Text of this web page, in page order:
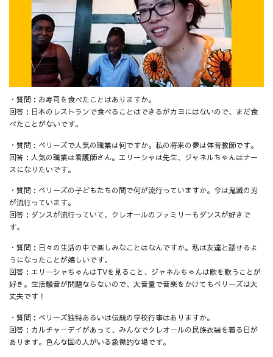
・質問：お寿司を食べたことはありますか。
回答：日本のレストランで食べることはできるがカヨにはないので、まだ食
べたことがないです。
・質問：ベリーズで人気の職業は何ですか。私の将来の夢は体育教師です。
回答：人気の職業は看護師さん。エリーシャは先生、ジャネルちゃんはナー
スになりたいです。
・質問：ベリーズの子どもたちの間で何が流行っていますか。今は鬼滅の刃
が流行っています。
回答：ダンスが流行っていて、クレオールのファミリーもダンスが好きで
す。
・質問：日々の生活の中で楽しみなことはなんですか。私は友達と話せるよ
うになったことが嬉しいです。
回答：エリーシャちゃんはTVを見ること、ジャネルちゃんは歌を歌うことが
好き。生活騒音が問題ならないので、大音量で音楽をかけてもベリーズは大
丈夫です！
・質問：ベリーズ独特あるいは伝統の学校行事はありますか。
回答：カルチャーデイがあって、みんなでクレオールの民族衣装を着る日が
あります。色んな国の人がいる象徴的な場です。